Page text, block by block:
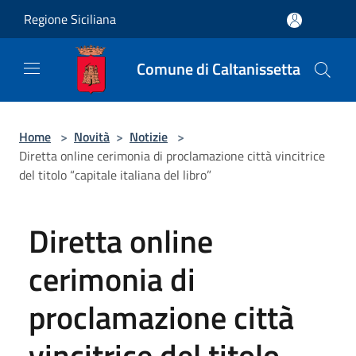
Regione Siciliana
Comune di Caltanissetta
Home > Novità > Notizie >
Diretta online cerimonia di proclamazione città vincitrice
del titolo “capitale italiana del libro”
Diretta online
cerimonia di
proclamazione città